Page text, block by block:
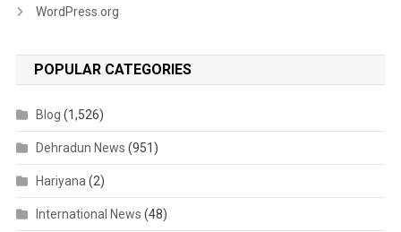
WordPress.org
POPULAR CATEGORIES
Blog (1,526)
Dehradun News (951)
Hariyana (2)
International News (48)